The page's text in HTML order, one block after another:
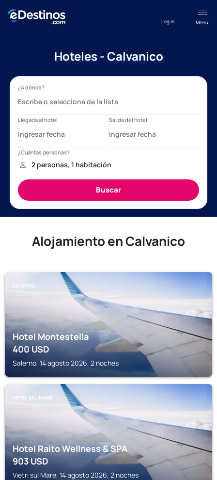
Menú
Log in
Hoteles - Calvanico
Alojamiento en Calvanico
SALERNO
Hotel Montestella
400USD
Salerno, 14 agosto 2026, 2 noches
VIETRI SUL MARE
Hotel Raito Wellness & SPA
903USD
Vietri sul Mare, 14 agosto 2026, 2 noches